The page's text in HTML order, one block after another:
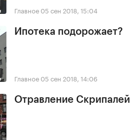
Главное 05 сен 2018, 15:04
Ипотека подорожает?
Главное 05 сен 2018, 14:06
Отравление Скрипалей